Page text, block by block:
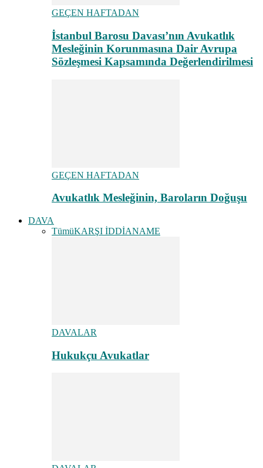
GEÇEN HAFTADAN
İstanbul Barosu Davası’nın Avukatlık
Mesleğinin Korunmasına Dair Avrupa
Sözleşmesi Kapsamında Değerlendirilmesi
GEÇEN HAFTADAN
Avukatlık Mesleğinin, Baroların Doğuşu
DAVA
TümüKARŞI İDDİANAME
DAVALAR
Hukukçu Avukatlar